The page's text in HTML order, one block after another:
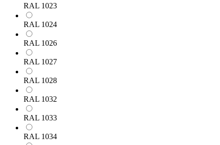
RAL 1023
RAL 1024
RAL 1026
RAL 1027
RAL 1028
RAL 1032
RAL 1033
RAL 1034